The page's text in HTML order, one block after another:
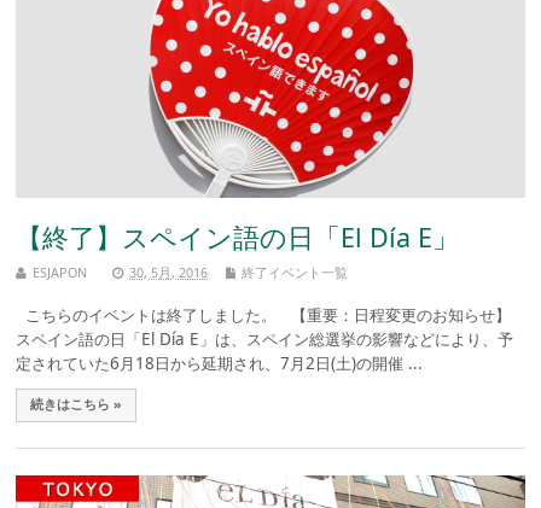
【終了】スペイン語の日「El Día E」
ESJAPON 30, 5月, 2016 終了イベント一覧
こちらのイベントは終了しました。 【重要：日程変更のお知らせ】
スペイン語の日「El Día E」は、スペイン総選挙の影響などにより、予
定されていた6月18日から延期され、7月2日(土)の開催 ...
続きはこちら »